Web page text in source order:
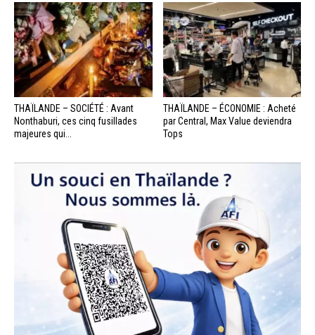
THAÏLANDE – SOCIÉTÉ : Avant
Nonthaburi, ces cinq fusillades
majeures qui...
THAÏLANDE – ÉCONOMIE : Acheté
par Central, Max Value deviendra
Tops